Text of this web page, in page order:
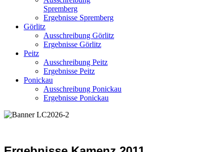
Spremberg
Ergebnisse Spremberg
Görlitz
Ausschreibung Görlitz
Ergebnisse Görlitz
Peitz
Ausschreibung Peitz
Ergebnisse Peitz
Ponickau
Ausschreibung Ponickau
Ergebnisse Ponickau